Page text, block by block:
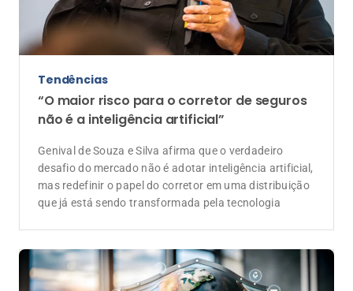
Tendências
“O maior risco para o corretor de seguros
não é a inteligência artificial”
Genival de Souza e Silva afirma que o verdadeiro
desafio do mercado não é adotar inteligência artificial,
mas redefinir o papel do corretor em uma distribuição
que já está sendo transformada pela tecnologia